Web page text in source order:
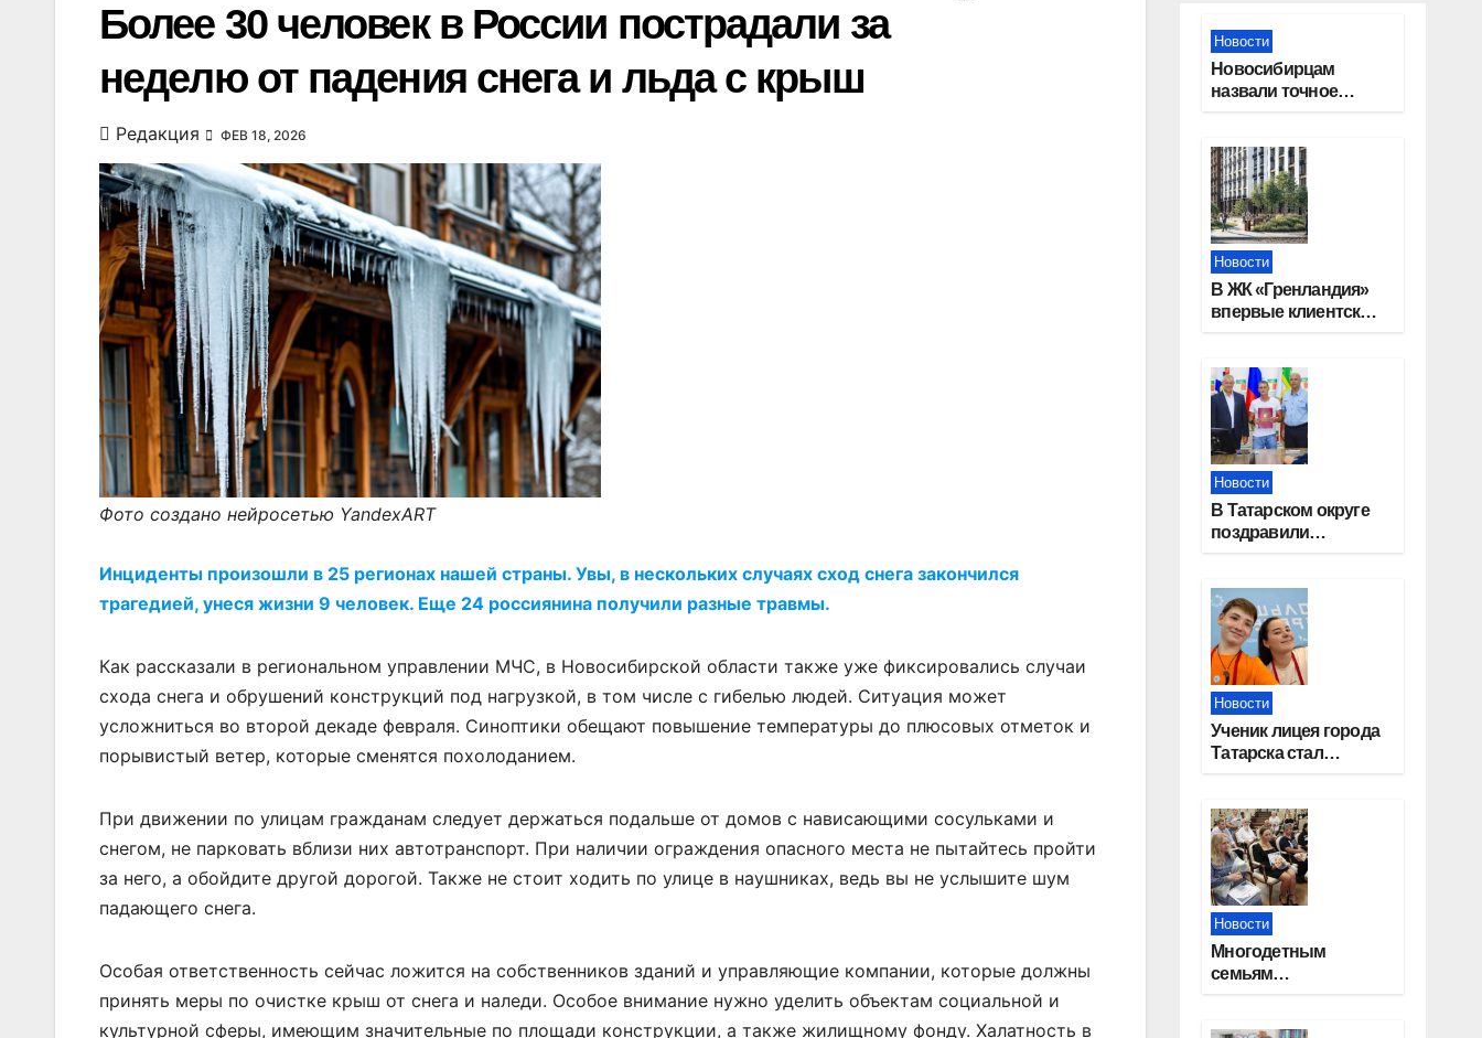
Более 30 человек в России пострадали за
неделю от падения снега и льда с крыш
Редакция ФЕВ 18, 2026
Фото создано нейросетью YandexART
Инциденты произошли в 25 регионах нашей страны. Увы, в нескольких случаях сход снега закончился
трагедией, унеся жизни 9 человек. Еще 24 россиянина получили разные травмы.
Как рассказали в региональном управлении МЧС, в Новосибирской области также уже фиксировались случаи
схода снега и обрушений конструкций под нагрузкой, в том числе с гибелью людей. Ситуация может
усложниться во второй декаде февраля. Синоптики обещают повышение температуры до плюсовых отметок и
порывистый ветер, которые сменятся похолоданием.
При движении по улицам гражданам следует держаться подальше от домов с нависающими сосульками и
снегом, не парковать вблизи них автотранспорт. При наличии ограждения опасного места не пытайтесь пройти
за него, а обойдите другой дорогой. Также не стоит ходить по улице в наушниках, ведь вы не услышите шум
падающего снега.
Особая ответственность сейчас ложится на собственников зданий и управляющие компании, которые должны
принять меры по очистке крыш от снега и наледи. Особое внимание нужно уделить объектам социальной и
культурной сферы, имеющим значительные по площади конструкции, а также жилищному фонду. Халатность в
Новости
Новосибирцам
назвали точное
праздники в 2027
году
Новости
В ЖК «Гренландия»
впервые клиентские
группы компаний
«СОЮЗ»
Новости
В Татарском округе
поздравили
отрасли
Новости
Ученик лицея города
Татарска стал
Новости
Многодетным
семьям